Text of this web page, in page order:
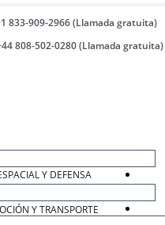
833-909-2966 (Llamada gratuita)
808-502-0280 (Llamada gratuita)
Y DEFENSA
Y TRANSPORTE